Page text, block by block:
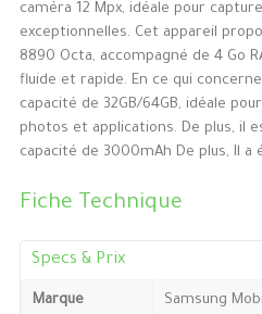
caméra 12 Mpx, idéale pour
exceptionnelles. Cet appareil
8890 Octa, accompagné de 4 Go
fluide et rapide. En ce qui
capacité de 32GB/64GB, idéale
photos et applications. De plus, il
capacité de 3000mAh De plus, Il a
Fiche Technique
Specs & Prix
Marque Samsung